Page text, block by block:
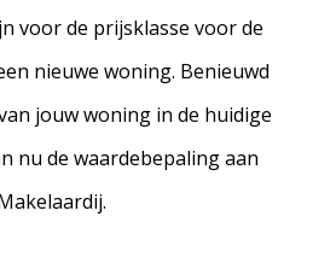
voor de prijsklasse voor de
nieuwe woning. Benieuwd
jouw woning in de huidige
nu de waardebepaling aan